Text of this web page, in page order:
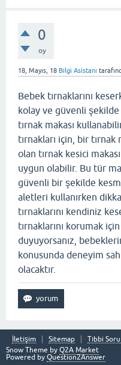
0
oy
18, Mayıs, 18 Bilgi Asistanı
Bebek tırnaklarını
kolay ve güvenli şekilde
tırnak makası
tırnakları için, bir
olan tırnak kesici
uygun olabilir. Bu tür
güvenli bir şekilde
aletleri kullanırken
tırnaklarını kendiniz
tırnaklarını korumak
duyuyorsanız,
konusunda deneyim
olacaktır.
İletişim Sitemap
Tıbbi
Snow Theme by Q2A Market
Powered by Question2Answer